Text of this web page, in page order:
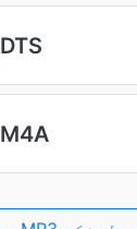
MP3 ته DTS
MP3 ته M4A